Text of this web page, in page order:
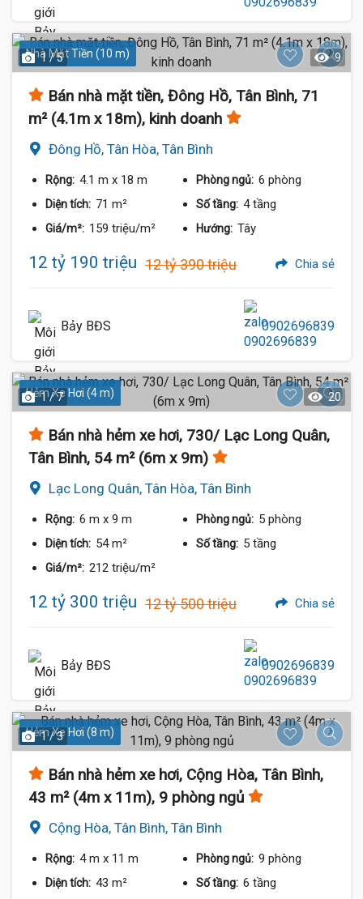
Nhà Mặt Tiền (10 m)
1 / 5 9
Bán nhà mặt tiền, Đông Hồ, Tân Bình, 71
m² (4.1m x 18m), kinh doanh
Đông Hồ, Tân Hòa, Tân Bình
Rộng: 4.1 m x 18 m Phòng ngủ: 6 phòng
Diện tích: 71 m² Số tầng: 4 tầng
Giá/m²: 159 triệu/m² Hướng: Tây
12 tỷ 190 triệu 12 tỷ 390 triệu Chia sẻ
Bảy BĐS 0902696839
Hẻm Xe Hơi (4 m)
1 / 7 20
Bán nhà hẻm xe hơi, 730/ Lạc Long Quân,
Tân Bình, 54 m² (6m x 9m)
Lạc Long Quân, Tân Hòa, Tân Bình
Rộng: 6 m x 9 m Phòng ngủ: 5 phòng
Diện tích: 54 m² Số tầng: 5 tầng
Giá/m²: 212 triệu/m²
12 tỷ 300 triệu 12 tỷ 500 triệu Chia sẻ
Bảy BĐS 0902696839
Hẻm Xe Hơi (8 m)
1 / 3
Bán nhà hẻm xe hơi, Cộng Hòa, Tân Bình,
43 m² (4m x 11m), 9 phòng ngủ
Cộng Hòa, Tân Bình, Tân Bình
Rộng: 4 m x 11 m Phòng ngủ: 9 phòng
Diện tích: 43 m² Số tầng: 6 tầng